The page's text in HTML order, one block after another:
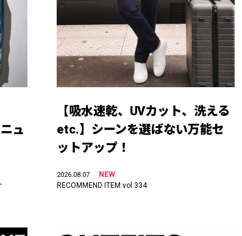
ュ
【吸水速乾、UVカット、洗える
etc.】シーンを選ばない万能セ
ットアップ！
2026.08.07
NEW
RECOMMEND ITEM vol.334